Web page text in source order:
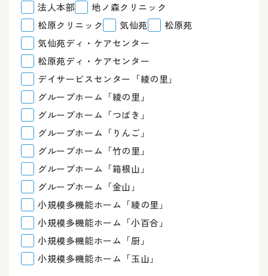
法人本部
地ノ森クリニック
松原クリニック
気仙苑
松原苑
気仙苑ディ・ケアセンター
松原苑ディ・ケアセンター
デイサービスセンター「綾の里」
グループホーム「綾の里」
グループホーム「つばき」
グループホーム「りんご」
グループホーム「竹の里」
グループホーム「箱根山」
グループホーム「金山」
小規模多機能ホーム「綾の里」
小規模多機能ホーム「小百合」
小規模多機能ホーム「厨」
小規模多機能ホーム「玉山」